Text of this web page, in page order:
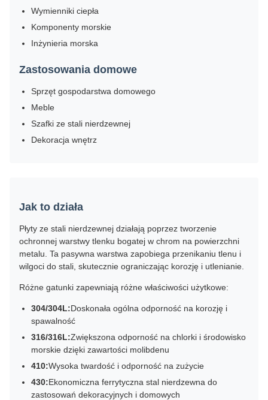
Wymienniki ciepła
Komponenty morskie
Inżynieria morska
Zastosowania domowe
Sprzęt gospodarstwa domowego
Meble
Szafki ze stali nierdzewnej
Dekoracja wnętrz
Jak to działa
Płyty ze stali nierdzewnej działają poprzez tworzenie
ochronnej warstwy tlenku bogatej w chrom na powierzchni
metalu. Ta pasywna warstwa zapobiega przenikaniu tlenu i
wilgoci do stali, skutecznie ograniczając korozję i utlenianie.
Różne gatunki zapewniają różne właściwości użytkowe:
304/304L:Doskonała ogólna odporność na korozję i
spawalność
316/316L:Zwiększona odporność na chlorki i środowisko
morskie dzięki zawartości molibdenu
410:Wysoka twardość i odporność na zużycie
430:Ekonomiczna ferrytyczna stal nierdzewna do
zastosowań dekoracyjnych i domowych